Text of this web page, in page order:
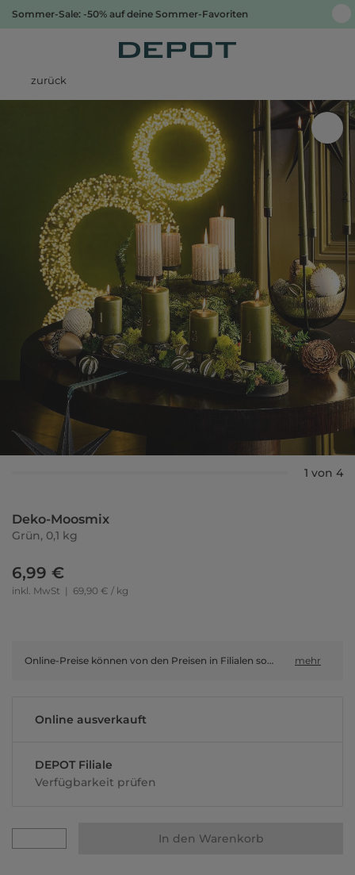
Sommer-Sale: -50% auf deine Sommer-Favoriten
zurück
1 von 4
Deko-Moosmix
Grün, 0,1 kg
6,99 €
inkl. MwSt | 69,90 € / kg
Online-Preise können von den Preisen in Filialen sowie Shop-in-Shop-Flächen abweichen. mehr
Online ausverkauft
DEPOT Filiale
Verfügbarkeit prüfen
In den Warenkorb